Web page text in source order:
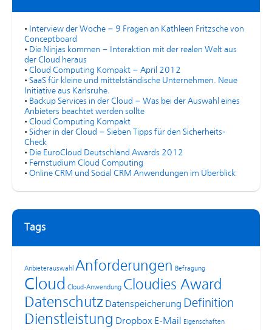
• Interview der Woche – 9 Fragen an Kathleen Fritzsche von
Conceptboard
• Die Ninjas kommen – Interaktion mit der realen Welt aus
der Cloud heraus
• Cloud Computing Kompakt – April 2012
• SaaS für kleine und mittelständische Unternehmen. Neue
Initiative aus Karlsruhe.
• Backup Services in der Cloud – Was bei der Auswahl eines
Anbieters beachtet werden sollte
• Cloud Computing Kompakt
• Sicher in der Cloud – Sieben Tipps für den Sicherheits-
Check
• Die EuroCloud Deutschland Awards 2012
• Fernstudium Cloud Computing
• Online CRM und Social CRM Anwendungen im Überblick
Tags
Anbieterauswahl Anforderungen Befragung
Cloud Cloud-Anwendung Cloudies Award
Datenschutz Datenspeicherung Definition
Dienstleistung Dropbox E-Mail Eigenschaften